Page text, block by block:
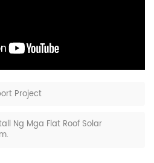
Project
Ng Mga Flat Roof Solar